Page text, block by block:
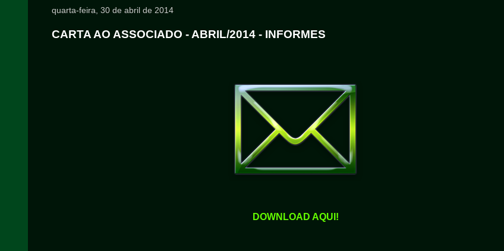
quarta-feira, 30 de abril de 2014
CARTA AO ASSOCIADO - ABRIL/2014 - INFORMES
DOWNLOAD AQUI!